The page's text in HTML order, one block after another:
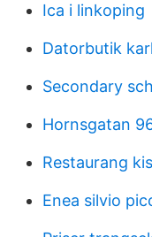
Ica i linkoping
Datorbutik
Secondary
Hornsgatan
Restaurang
Enea silvio